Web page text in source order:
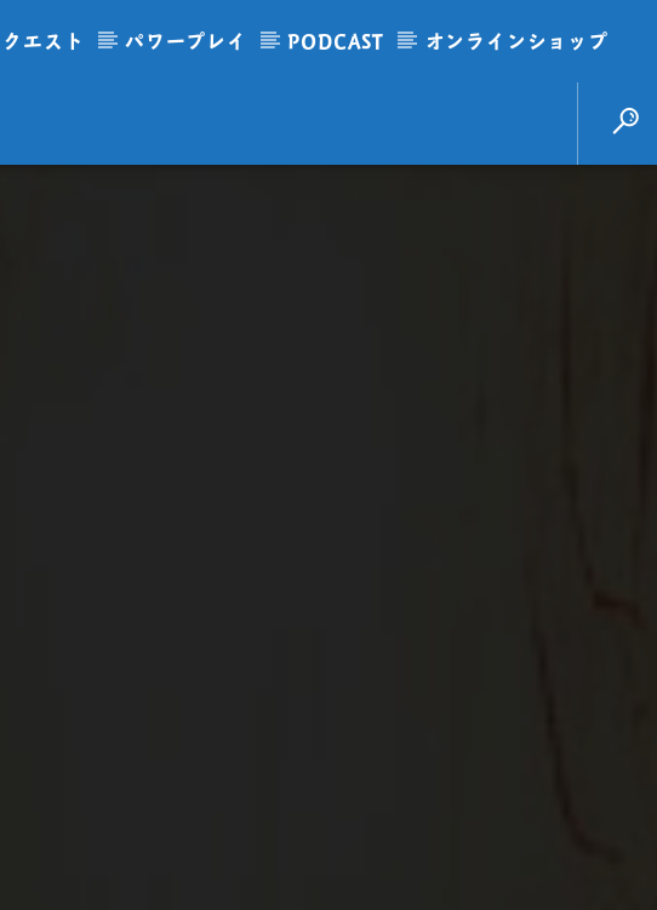
エスト パワープレイ PODCAST オンラインショップ